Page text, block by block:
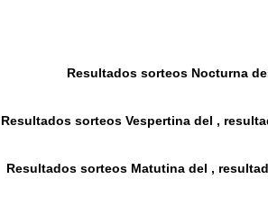
Resultados sorteos Nocturna
Resultados sorteos Vespertina del ,
Resultados sorteos Matutina del ,